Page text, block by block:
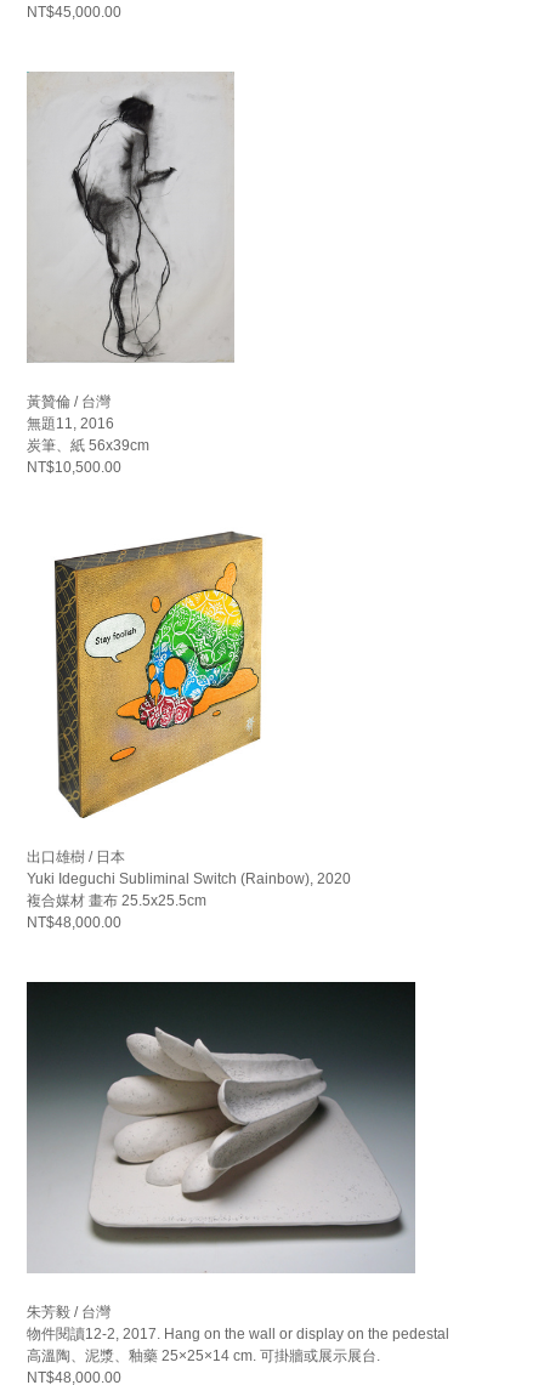
NT$45,000.00
黃贊倫 / 台灣
無題11, 2016
炭筆、紙 56x39cm
NT$10,500.00
出口雄樹 / 日本
Yuki Ideguchi Subliminal Switch (Rainbow), 2020
複合媒材 畫布 25.5x25.5cm
NT$48,000.00
朱芳毅 / 台灣
物件閱讀12-2, 2017. Hang on the wall or display on the pedestal
高溫陶、泥漿、釉藥 25×25×14 cm. 可掛牆或展示展台.
NT$48,000.00